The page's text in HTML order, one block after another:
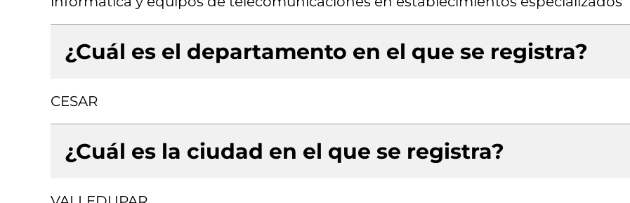
¿Cuál es el departamento en el que se registra?
CESAR
¿Cuál es la ciudad en el que se registra?